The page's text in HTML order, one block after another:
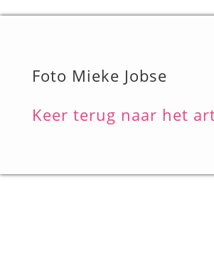
Foto Mieke Jobse
Keer terug naar het